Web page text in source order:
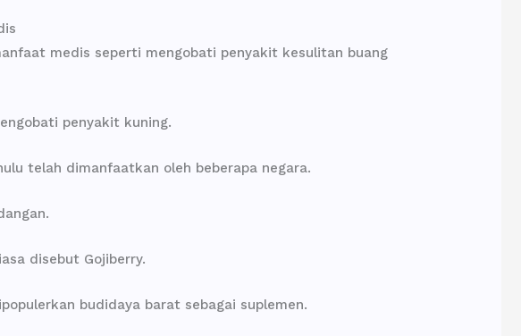
medis seperti mengobati penyakit kesulitan buang
penyakit kuning.
telah dimanfaatkan oleh beberapa negara.
disebut Gojiberry.
budidaya barat sebagai suplemen.